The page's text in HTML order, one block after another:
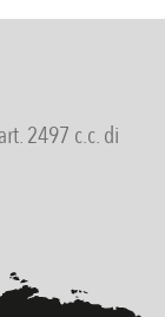
2497 c.c. di